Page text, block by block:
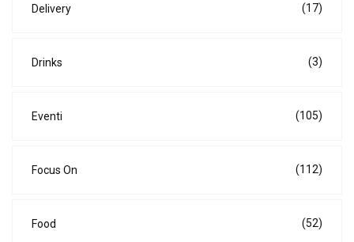
Delivery (17)
Drinks (3)
Eventi (105)
Focus On (112)
Food (52)